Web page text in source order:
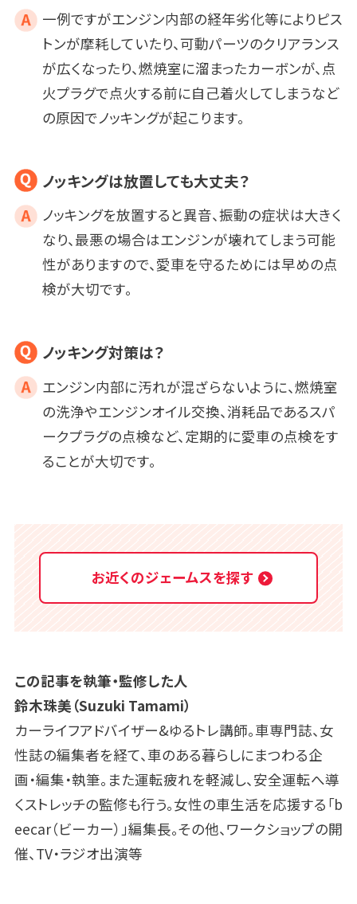
一例ですがエンジン内部の経年劣化等によりピス
トンが摩耗していたり、可動パーツのクリアランス
が広くなったり、燃焼室に溜まったカーボンが、点
火プラグで点火する前に自己着火してしまうなど
の原因でノッキングが起こります。
ノッキングは放置しても大丈夫？
ノッキングを放置すると異音、振動の症状は大きく
なり、最悪の場合はエンジンが壊れてしまう可能
性がありますので、愛車を守るためには早めの点
検が大切です。
ノッキング対策は？
エンジン内部に汚れが混ざらないように、燃焼室
の洗浄やエンジンオイル交換、消耗品であるスパ
ークプラグの点検など、定期的に愛車の点検をす
ることが大切です。
お近くのジェームスを探す
この記事を執筆・監修した人
鈴木珠美（Suzuki Tamami）
カーライフアドバイザー&ゆるトレ講師。車専門誌、女
性誌の編集者を経て、車のある暮らしにまつわる企
画・編集・執筆。また運転疲れを軽減し、安全運転へ導
くストレッチの監修も行う。女性の車生活を応援する「b
eecar（ビーカー）」編集長。その他、ワークショップの開
催、TV・ラジオ出演等